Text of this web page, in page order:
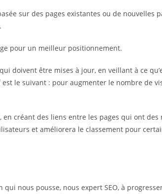
sur des pages existantes ou de nouvelles
pour un meilleur positionnement.
doivent être mises à jour, en veillant à ce
le suivant : pour augmenter le nombre de
créant des liens entre les pages qui ont
et améliorera le classement pour
nous pousse, nous expert SEO, à